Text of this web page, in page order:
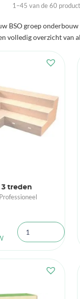
1–45 van de 60
BSO groep
volledig overzicht van
3 treden